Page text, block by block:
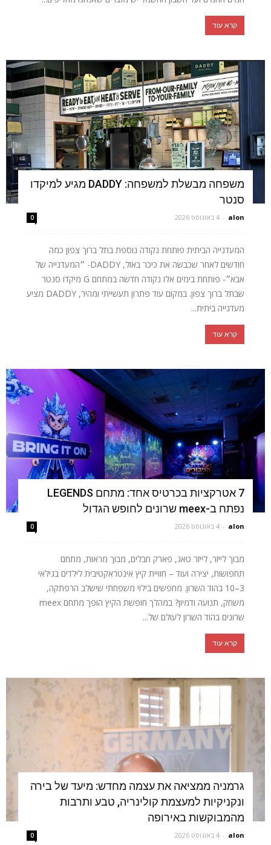
קרא עוד
משפחה מבשלת למשפחה: DADDY מגיע למיקדו
סנטר
alon
- 4 באוגוסט 2026 0
המעדנייה הביתית פותחת נקודה נוספת בתל ברוך צפון כמה
חודשים לאחר שכבשה את כיכר באזל, DADDY- ״המעדנייה של
אבא״- פותחת בימים אלו נקודה חדשה במתחם G מיקדו סנטר
שבתל ברוך צפון. במקום עוד פתרון תעשייתי ומהיר, DADDY מציע
מעדנייה ביתית...
קרא עוד
7 אטרקציות בכרטיס אחד: מתחם LEGENDS
נפתח ב-meex שרונים לחופש הגדול
alon
- 4 באוגוסט 2026 0
מבוך לייזר, לייזר טאג, פארק חבלים, מבוך מראות, מתחם
תחפושות, יצירה ועוד – חוויית קיץ אינטראקטיבית לילדים בגילאי
3–10 בהוד השרון. מחפשים בילוי משפחתי שישלב הרפתקה,
משחק, תנועה ודמיון? במהלך חופשת הקיץ הופך מתחם meex
שרונים בהוד השרון לעולם של...
קרא עוד
גרמניה ממציאה את עצמה מחדש: מיעד של בירה
ונקניקיות למעצמת קולינריה, טבע ותרבות
מהמבוקשות באירופה
alon
- 4 באוגוסט 2026 0